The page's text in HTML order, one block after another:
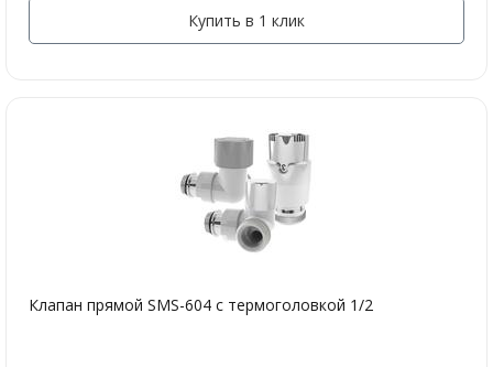
Купить в 1 клик
Клапан прямой SMS-604 с термоголовкой 1/2